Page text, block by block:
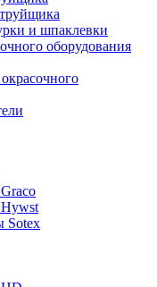
и шпаклевки
оборудования
Sotex